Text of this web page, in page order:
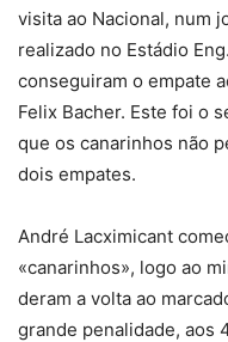
visita ao Nacional, num
realizado no Estádio
conseguiram o empate
Felix Bacher. Este foi o
que os canarinhos não
dois empates.
André Lacximicant
«canarinhos», logo ao
deram a volta ao
grande penalidade, aos